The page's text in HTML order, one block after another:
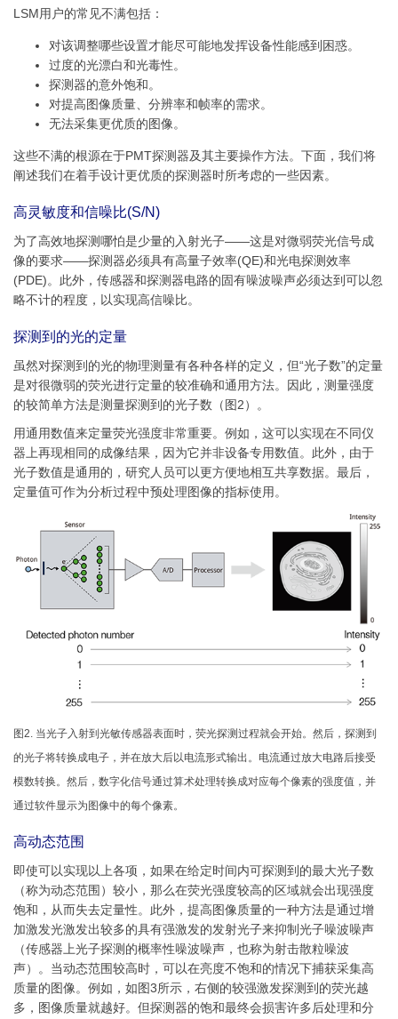
LSM用户的常见不满包括：
对该调整哪些设置才能尽可能地发挥设备性能感到困惑。
过度的光漂白和光毒性。
探测器的意外饱和。
对提高图像质量、分辨率和帧率的需求。
无法采集更优质的图像。
这些不满的根源在于PMT探测器及其主要操作方法。下面，我们将
阐述我们在着手设计更优质的探测器时所考虑的一些因素。
高灵敏度和信噪比(S/N)
为了高效地探测哪怕是少量的入射光子——这是对微弱荧光信号成
像的要求——探测器必须具有高量子效率(QE)和光电探测效率
(PDE)。此外，传感器和探测器电路的固有噪波噪声必须达到可以忽
略不计的程度，以实现高信噪比。
探测到的光的定量
虽然对探测到的光的物理测量有各种各样的定义，但“光子数”的定量
是对很微弱的荧光进行定量的较准确和通用方法。因此，测量强度
的较简单方法是测量探测到的光子数（图2）。
用通用数值来定量荧光强度非常重要。例如，这可以实现在不同仪
器上再现相同的成像结果，因为它并非设备专用数值。此外，由于
光子数值是通用的，研究人员可以更方便地相互共享数据。最后，
定量值可作为分析过程中预处理图像的指标使用。
图2. 当光子入射到光敏传感器表面时，荧光探测过程就会开始。然后，探测到
的光子将转换成电子，并在放大后以电流形式输出。电流通过放大电路后接受
模数转换。然后，数字化信号通过算术处理转换成对应每个像素的强度值，并
通过软件显示为图像中的每个像素。
高动态范围
即使可以实现以上各项，如果在给定时间内可探测到的最大光子数
（称为动态范围）较小，那么在荧光强度较高的区域就会出现强度
饱和，从而失去定量性。此外，提高图像质量的一种方法是通过增
加激发光激发出较多的具有强激发的发射光子来抑制光子噪波噪声
（传感器上光子探测的概率性噪波噪声，也称为射击散粒噪波
声）。当动态范围较高时，可以在亮度不饱和的情况下捕获采集高
质量的图像。例如，如图3所示，右侧的较强激发探测到的荧光越
多，图像质量就越好。但探测器的饱和最终会损害许多后处理和分